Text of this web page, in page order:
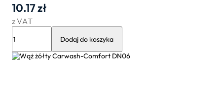
10.17zł
z VAT
Wąż
Carwash-
Comfort
Dodaj do koszyka